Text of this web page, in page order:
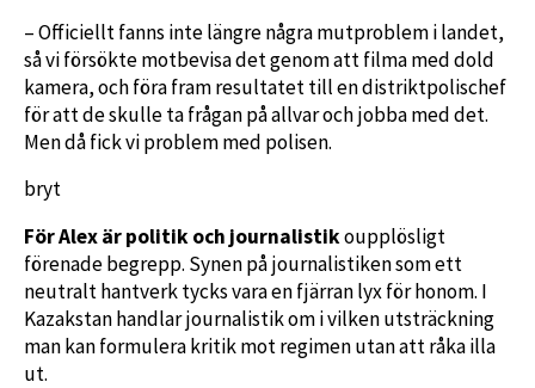
– Officiellt fanns inte längre några mutproblem i landet,
så vi försökte motbevisa det genom att filma med dold
kamera, och föra fram resultatet till en distriktpolischef
för att de skulle ta frågan på allvar och jobba med det.
Men då fick vi problem med polisen.
bryt
För Alex är politik och journalistikoupplösligt
förenade begrepp. Synen på journalistiken som ett
neutralt hantverk tycks vara en fjärran lyx för honom. I
Kazakstan handlar journalistik om i vilken utsträckning
man kan formulera kritik mot regimen utan att råka illa
ut.